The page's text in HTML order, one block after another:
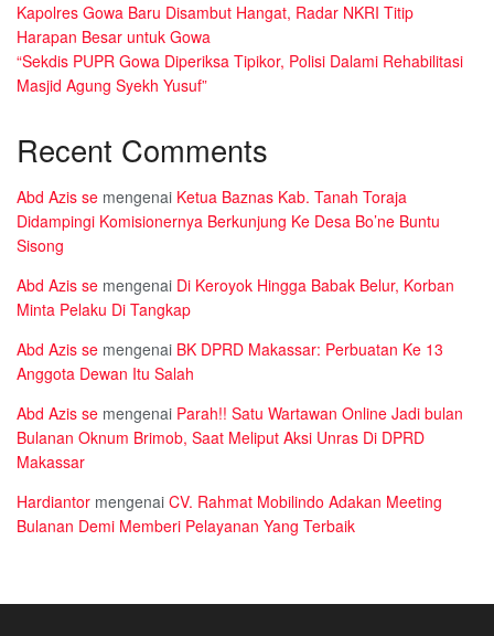
Kapolres Gowa Baru Disambut Hangat, Radar NKRI Titip
Harapan Besar untuk Gowa
“Sekdis PUPR Gowa Diperiksa Tipikor, Polisi Dalami Rehabilitasi
Masjid Agung Syekh Yusuf”
Recent Comments
Abd Azis se mengenai Ketua Baznas Kab. Tanah Toraja
Didampingi Komisionernya Berkunjung Ke Desa Bo’ne Buntu
Sisong
Abd Azis se mengenai Di Keroyok Hingga Babak Belur, Korban
Minta Pelaku Di Tangkap
Abd Azis se mengenai BK DPRD Makassar: Perbuatan Ke 13
Anggota Dewan Itu Salah
Abd Azis se mengenai Parah!! Satu Wartawan Online Jadi bulan
Bulanan Oknum Brimob, Saat Meliput Aksi Unras Di DPRD
Makassar
Hardiantor mengenai CV. Rahmat Mobilindo Adakan Meeting
Bulanan Demi Memberi Pelayanan Yang Terbaik